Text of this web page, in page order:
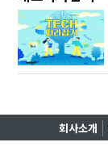
회사소개